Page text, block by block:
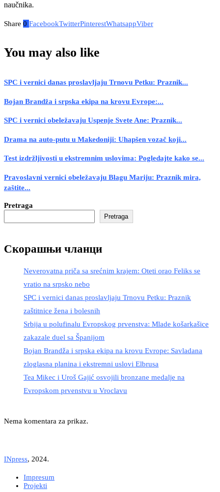
naučnika.
Share 0 FacebookTwitterPinterestWhatsappViber
You may also like
SPC i vernici danas proslavljaju Trnovu Petku: Praznik...
Bojan Brandža i srpska ekipa na krovu Evrope:...
SPC i vernici obeležavaju Uspenje Svete Ane: Praznik...
Drama na auto-putu u Makedoniji: Uhapšen vozač koji...
Test izdržljivosti u ekstremnim uslovima: Pogledajte kako se...
Pravoslavni vernici obeležavaju Blagu Mariju: Praznik mira,
zaštite...
Pretraga
Pretraga
Скорашњи чланци
Neverovatna priča sa srećnim krajem: Oteti orao Feliks se
vratio na srpsko nebo
SPC i vernici danas proslavljaju Trnovu Petku: Praznik
zaštitnice žena i bolesnih
Srbija u polufinalu Evropskog prvenstva: Mlade košarkašice
zakazale duel sa Španijom
Bojan Brandža i srpska ekipa na krovu Evrope: Savladana
zloglasna planina i ekstremni uslovi Elbrusa
Tea Mikec i Uroš Gajić osvojili bronzane medalje na
Evropskom prvenstvu u Vroclavu
Nema komentara za prikaz.
INpress, 2024.
Impresum
Projekti